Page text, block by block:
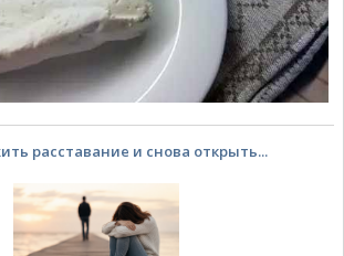
расставание и снова открыть...